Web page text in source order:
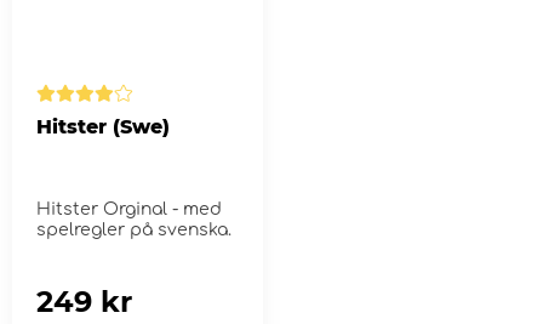
Hitster (Swe)
Hitster Orginal - med
spelregler på svenska.
249 kr